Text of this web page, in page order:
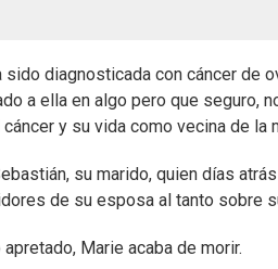
diagnosticada con cáncer de
a ella en algo pero que seguro,
y su vida como vecina de la
su marido, quien días
de su esposa al tanto sobre
Marie acaba de morir.